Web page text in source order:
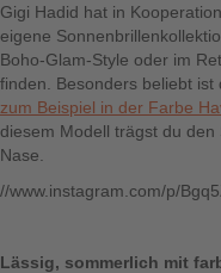
Gigi Hadid hat in
eigene
Boho-Glam-Style oder im
finden. Besonders beliebt ist
zum Beispiel in der Farbe
diesem Modell trägst du
Nase.
//www.instagram.com/p/
Lässig, sommerlich mit